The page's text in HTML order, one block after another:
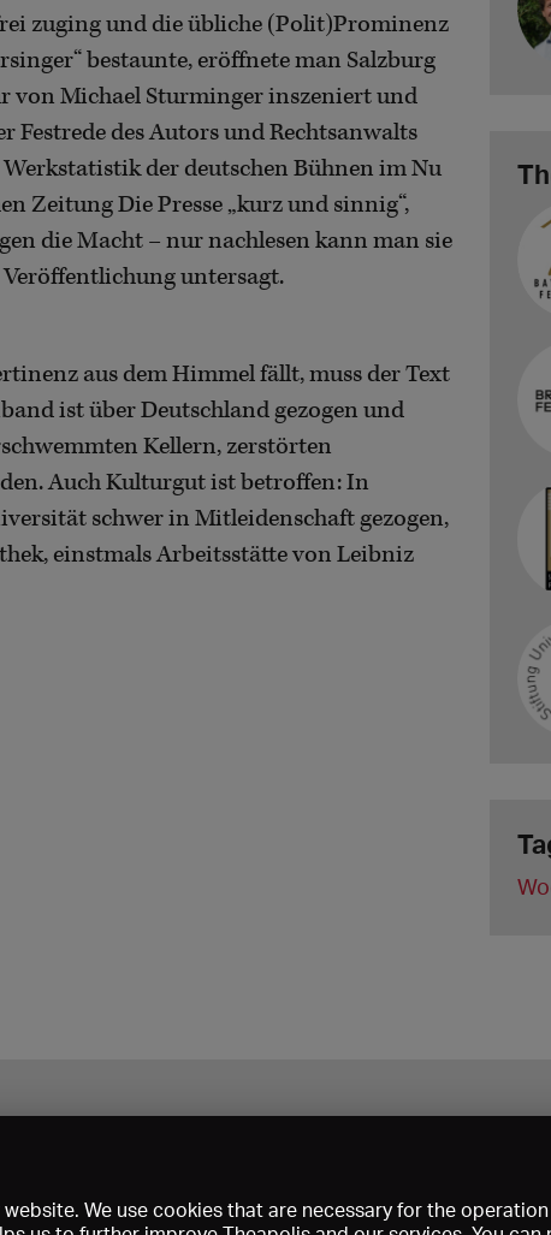
zuging und die übliche (Polit)Prominenz
bestaunte, eröffnete man Salzburg
von Michael Sturminger inszeniert und
des Autors und Rechtsanwalts
der deutschen Bühnen im Nu
Zeitung Die Presse „kurz und sinnig“,
die Macht – nur nachlesen kann man sie
untersagt.
aus dem Himmel fällt, muss der Text
ist über Deutschland gezogen und
Kellern, zerstörten
Auch Kulturgut ist betroffen: In
schwer in Mitleidenschaft gezogen,
einstmals Arbeitsstätte von Leibniz
We use cookies that are necessary for the